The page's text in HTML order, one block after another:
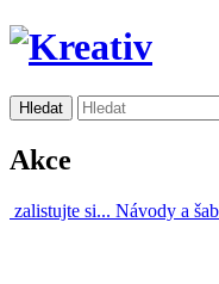
Akce
zalistujte si... Návody a